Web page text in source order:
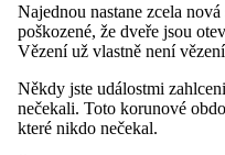
Najednou nastane zcela
poškozené, že dveře jsou
Vězení už vlastně není
Někdy jste událostmi
nečekali. Toto korunové
které nikdo nečekal.